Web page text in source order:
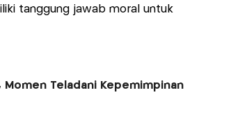
tanggung jawab moral untuk
Momen Teladani Kepemimpinan